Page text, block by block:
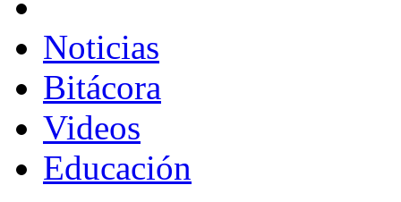
Noticias
Bitácora
Videos
Educación